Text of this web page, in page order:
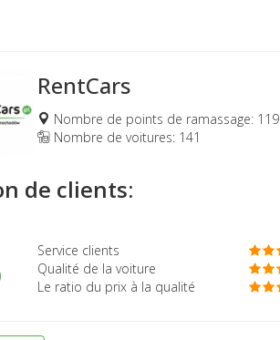
RentCars
Nombre de points de ramassage: 119
Nombre de voitures: 141
de clients:
Service clients
Qualité de la voiture
Le ratio du prix à la qualité